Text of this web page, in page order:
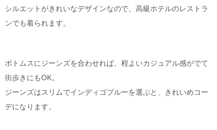
シルエットがきれいなデザインなので、高級ホテルのレストラ
ンでも着られます。
ボトムスにジーンズを合わせれば、程よいカジュアル感がでて
街歩きにもOK。
ジーンズはスリムでインディゴブルーを選ぶと、きれいめコー
デになります。